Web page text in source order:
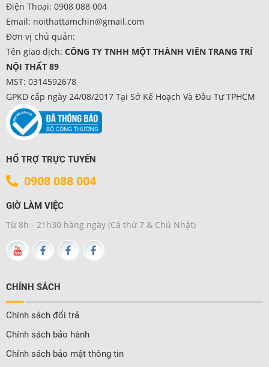
Điện Thoại: 0908 088 004
Email: noithattamchin@gmail.com
Đơn vị chủ quản:
Tên giao dịch: CÔNG TY TNHH MỘT THÀNH VIÊN TRANG TRÍ
NỘI THẤT 89
MST: 0314592678
GPKD cấp ngày 24/08/2017 Tại Sở Kế Hoạch Và Đầu Tư TPHCM
HỔ TRỢ TRỰC TUYẾN
0908 088 004
GIỜ LÀM VIỆC
Từ 8h - 21h30 hàng ngày (Cả thứ 7 & Chủ Nhật)
CHÍNH SÁCH
Chính sách đổi trả
Chính sách bảo hành
Chính sách bảo mật thông tin